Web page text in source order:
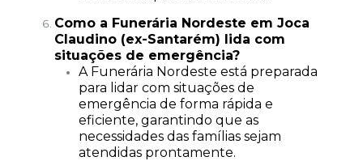
Como a Funerária Nordeste em Joca
Claudino (ex-Santarém) lida com
situações de emergência?
A Funerária Nordeste está preparada
para lidar com situações de
emergência de forma rápida e
eficiente, garantindo que as
necessidades das famílias sejam
atendidas prontamente.